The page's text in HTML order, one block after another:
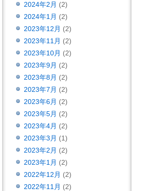
2024年2月 (2)
2024年1月 (2)
2023年12月 (2)
2023年11月 (2)
2023年10月 (2)
2023年9月 (2)
2023年8月 (2)
2023年7月 (2)
2023年6月 (2)
2023年5月 (2)
2023年4月 (2)
2023年3月 (1)
2023年2月 (2)
2023年1月 (2)
2022年12月 (2)
2022年11月 (2)